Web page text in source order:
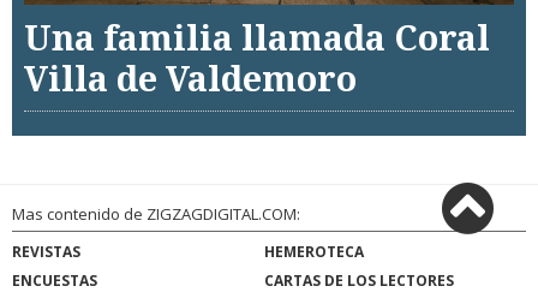
Una familia llamada Coral
Villa de Valdemoro
Mas contenido de ZIGZAGDIGITAL.COM:
REVISTAS
HEMEROTECA
ENCUESTAS
CARTAS DE LOS LECTORES